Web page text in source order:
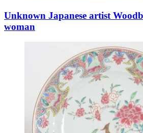
Unknown Japanese artist
woman